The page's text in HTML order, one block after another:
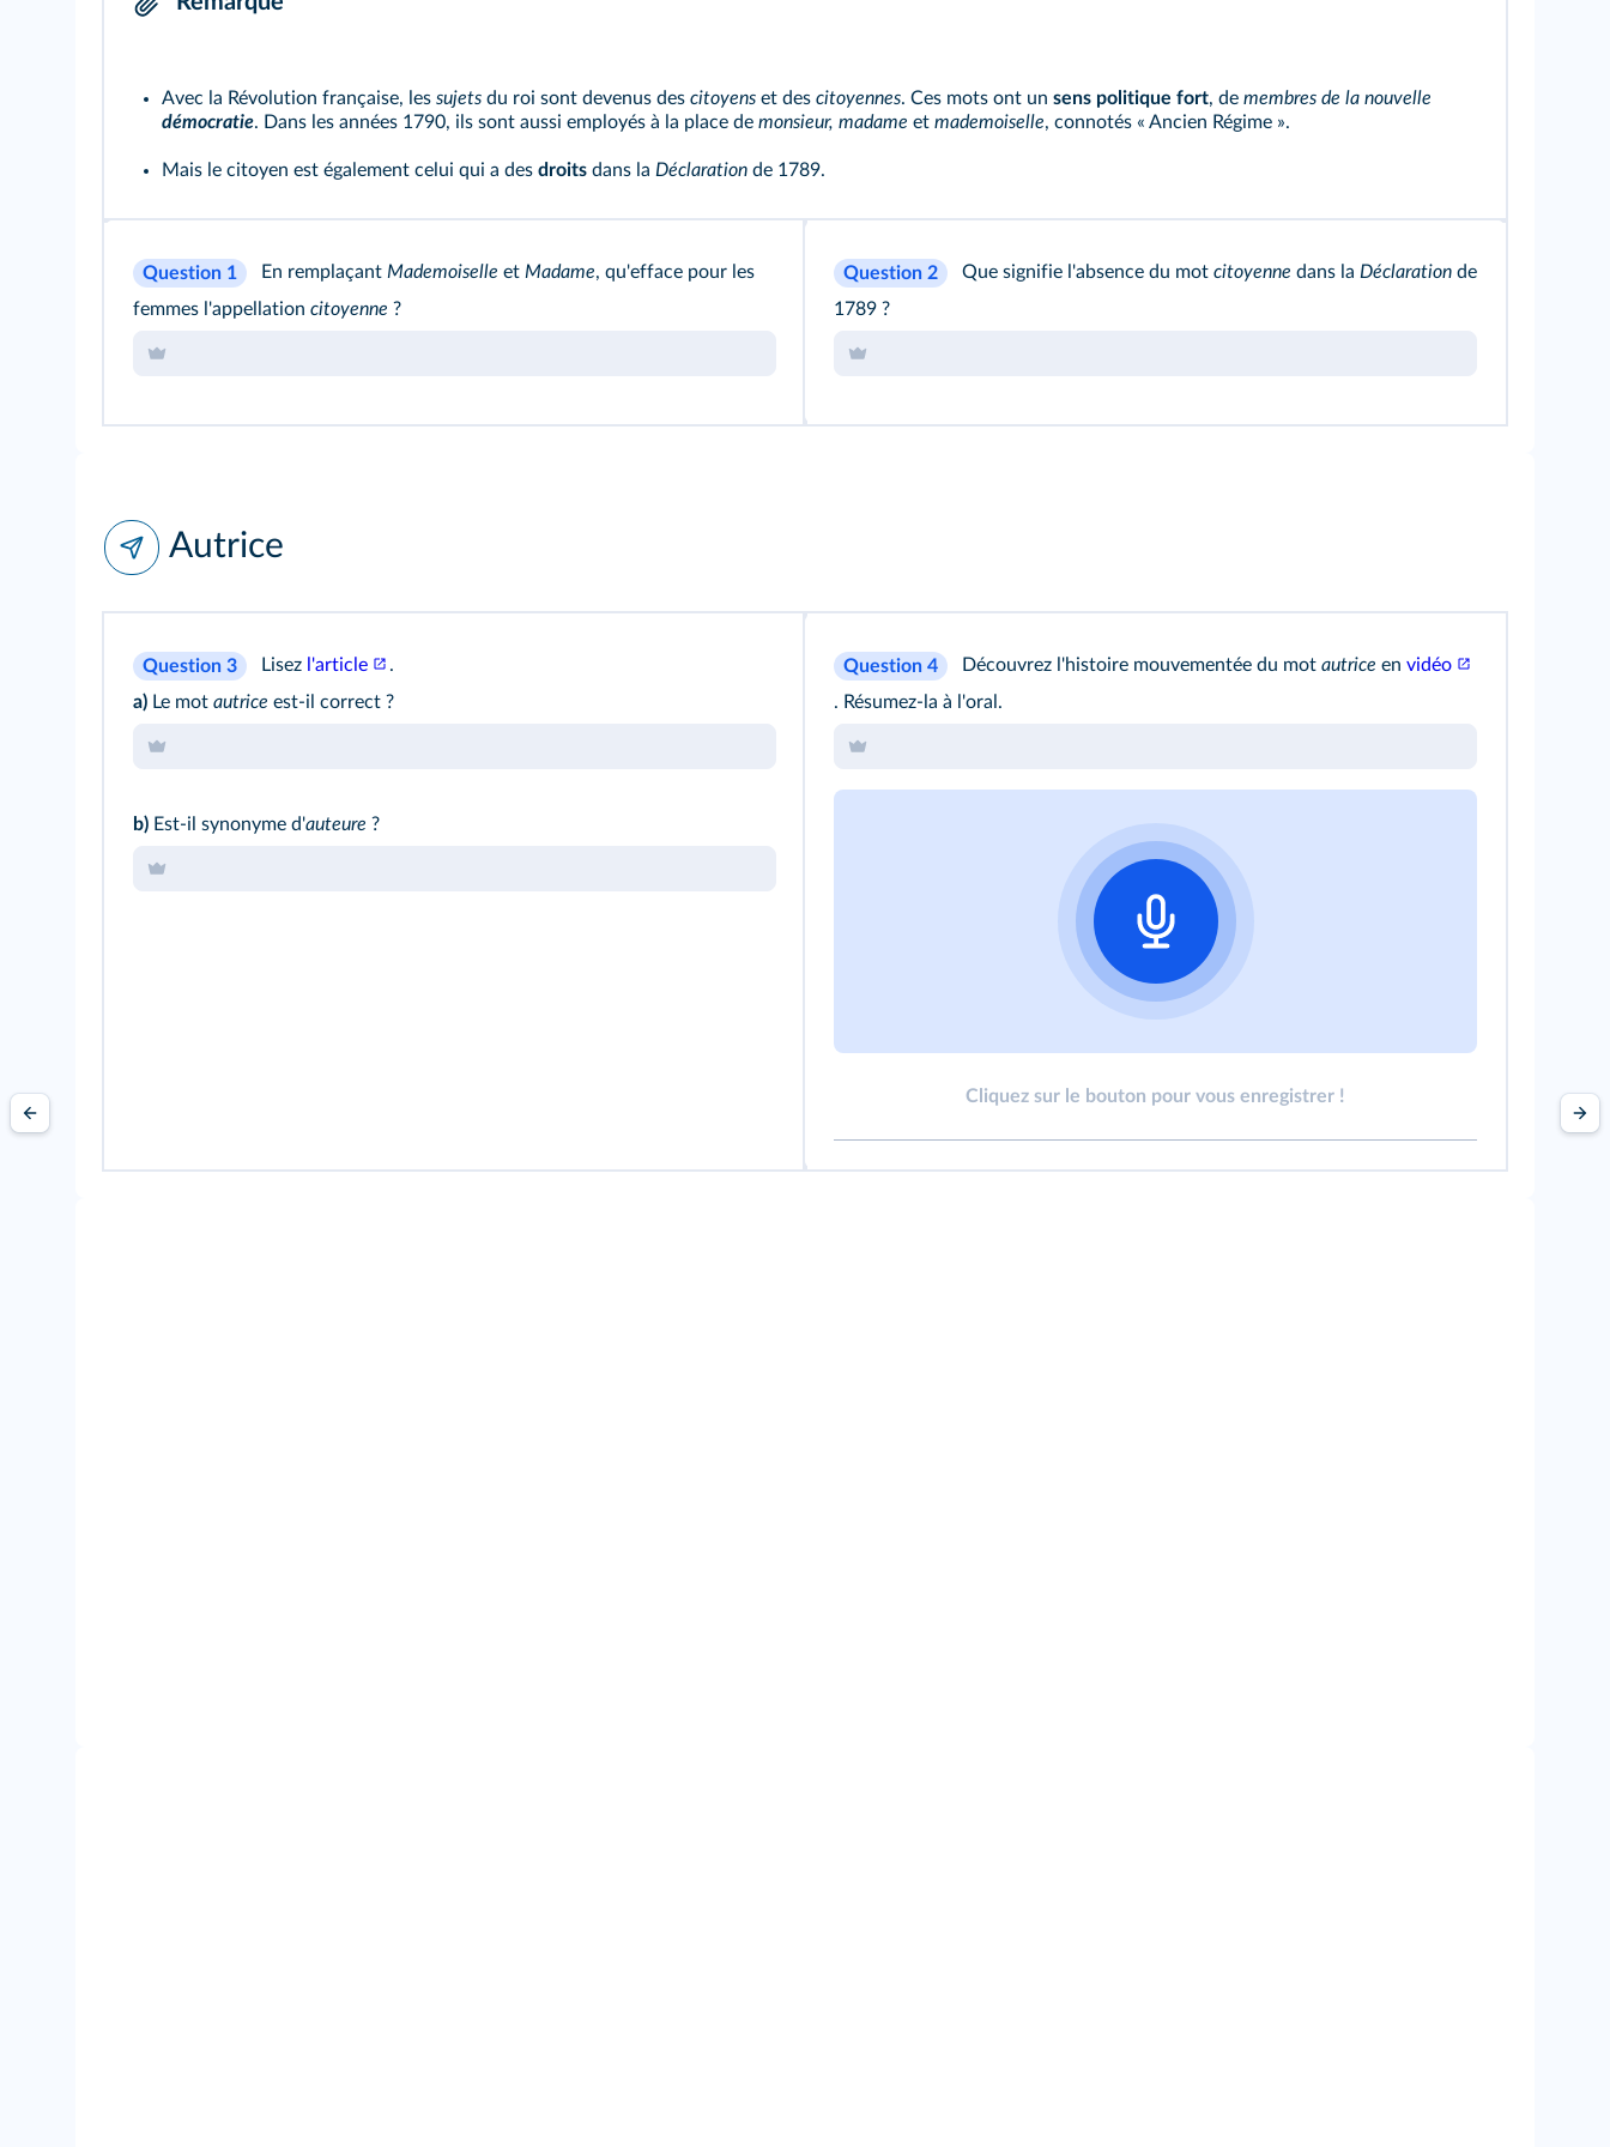
Avec la Révolution française, les sujets du roi sont devenus des citoyens et des citoyennes. Ces mots ont un sens politique fort, de membres de la nouvelle
démocratie. Dans les années 1790, ils sont aussi employés à la place de monsieur, madame et mademoiselle, connotés « Ancien Régime ».
Mais le citoyen est également celui qui a des droits dans la Déclaration de 1789.
Question 1 En remplaçant Mademoiselle et Madame, qu'efface pour les
femmes l'appellation citoyenne ?
Question 2 Que signifie l'absence du mot citoyenne dans la Déclaration de
1789 ?
Autrice
Question 3 Lisez l'article
.
a) Le mot autrice est‑il correct ?
b) Est‑il synonyme d'auteure ?
Question 4 Découvrez l'histoire mouvementée du mot autrice en vidéo
. Résumez‑la à l'oral.
Cliquez sur le bouton pour vous enregistrer !